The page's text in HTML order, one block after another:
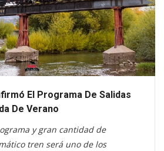
El Programa De Salidas
De Verano
y gran cantidad de
tren será uno de los